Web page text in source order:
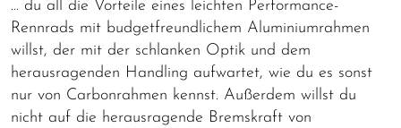
… du all die Vorteile eines leichten Performance-
Rennrads mit budgetfreundlichem Aluminiumrahmen
willst, der mit der schlanken Optik und dem
herausragenden Handling aufwartet, wie du es sonst
nur von Carbonrahmen kennst. Außerdem willst du
nicht auf die herausragende Bremskraft von